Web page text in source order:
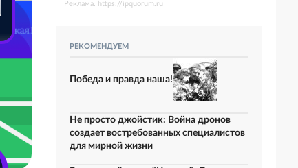
Реклама. https://ipquorum.ru
РЕКОМЕНДУЕМ
Победа и правда наша!
Не просто джойстик: Война дронов
создает востребованных специалистов
для мирной жизни